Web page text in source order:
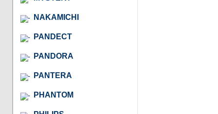
NAKAMICHI
PANDECT
PANDORA
PANTERA
PHANTOM